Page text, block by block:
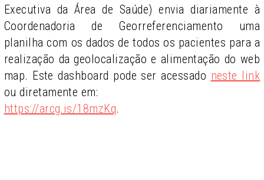
Executiva da Área de Saúde) envia diariamente à
Coordenadoria de Georreferenciamento uma
planilha com os dados de todos os pacientes para a
realização da geolocalização e alimentação do web
map. Este dashboard pode ser acessado neste link
ou diretamente em:
https://arcg.is/18mzKq.